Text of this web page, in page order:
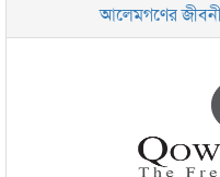
জামেয়া
জামেয়া
আলেমগণের